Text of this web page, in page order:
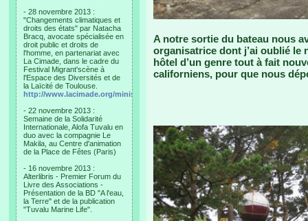
- 28 novembre 2013 :
"Changements climatiques et
droits des états" par Natacha
Bracq, avocate spécialisée en
droit public et droits de
l'homme, en partenariat avec
La Cimade, dans le cadre du
Festival Migrant'scène à
l'Espace des Diversités et de
la Laïcité de Toulouse.
http://www.lacimade.org/minisites/migrantscene
- 22 novembre 2013 :
Semaine de la Solidarité
Internationale, Alofa Tuvalu en
duo avec la compagnie Le
Makila, au Centre d'animation
de la Place de Fêtes (Paris)
- 16 novembre 2013 :
Alterlibris - Premier Forum du
Livre des Associations -
Présentation de la BD "A l'eau,
la Terre" et de la publication
"Tuvalu Marine Life".
A notre sortie du bateau nous
organisatrice dont j’ai oublié le
hôtel d’un genre tout à fait
californiens, pour que nous